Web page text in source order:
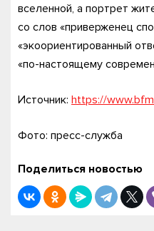
вселенной, а портрет
со слов «приверженец
«экоориентированный
«по-настоящему
Источник: https://
Фото: пресс-служба
Поделиться новостью